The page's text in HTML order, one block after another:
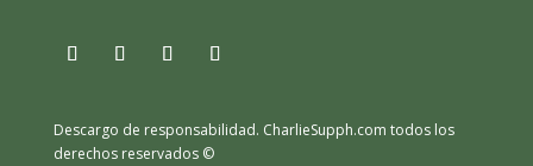
Descargo de responsabilidad. CharlieSupph.com todos los
derechos reservados ©